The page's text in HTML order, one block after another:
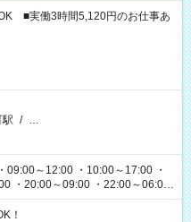
■実働3時間5,120円のお仕事あ
駅 / …
09:00～12:00 ・10:00～17:00 ・
・20:00～09:00 ・22:00～06:00
！